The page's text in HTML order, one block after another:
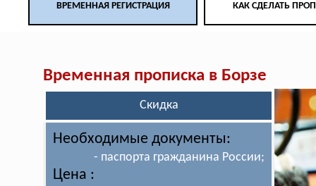
ВРЕМЕННАЯ РЕГИСТРАЦИЯ КАК СДЕЛАТЬ
Временная прописка в Борзе
Скидка
Необходимые документы:
- паспорта гражданина России;
Цена :